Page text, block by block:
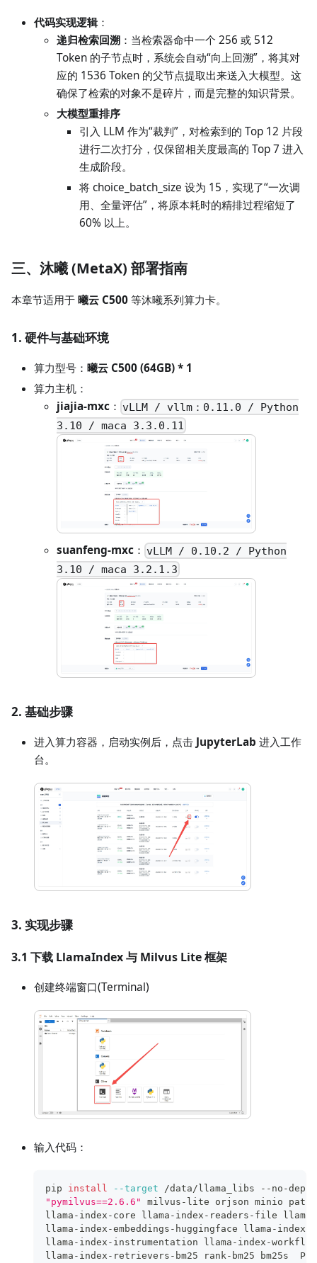
代码实现逻辑：
递归检索回溯 ：当检索器命中一个 256 或 512
Token 的子节点时，系统会自动“向上回溯”，将其对
应的 1536 Token 的父节点提取出来送入大模型。这
确保了检索的对象不是碎片，而是完整的知识背景。
大模型重排序
引入 LLM 作为“裁判”，对检索到的 Top 12 片段
进行二次打分，仅保留相关度最高的 Top 7 进入
生成阶段。
将 choice_batch_size 设为 15，实现了“一次调
用、全量评估”，将原本耗时的精排过程缩短了
60% 以上。
三、沐曦 (MetaX) 部署指南
本章节适用于曦云 C500等沐曦系列算力卡。
1. 硬件与基础环境
算力型号： 曦云 C500 (64GB) * 1
算力主机：
jiajia-mxc ： vLLM / vllm：0.11.0 / Python
3.10 / maca 3.3.0.11
suanfeng-mxc ： vLLM / 0.10.2 / Python
3.10 / maca 3.2.1.3
2. 基础步骤
进入算力容器，启动实例后，点击 JupyterLab 进入工作
台。
3. 实现步骤
3.1 下载 LlamaIndex 与 Milvus Lite 框架
创建终端窗口(Terminal)
输入代码：
pip install --target /data/llama_libs --no-deps
"pymilvus==2.6.6"
milvus-lite orjson minio
llama-index-core llama-index-readers-file
llama-index-embeddings-huggingface llama-
llama-index-instrumentation llama-index-
llama-index-retrievers-bm25 rank-bm25 bm25s